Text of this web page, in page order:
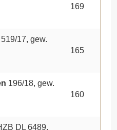
169
519/17, gew.
165
196/18, gew.
160
DL 6489,